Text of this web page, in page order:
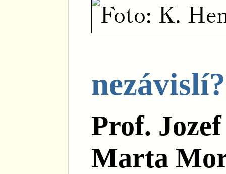
nezávislí?
Prof.
Marta